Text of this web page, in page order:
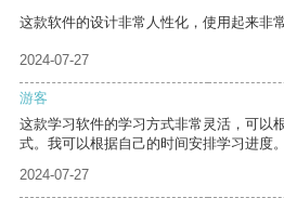
这款软件的设计非常人性化，使用起来非常
2024-07-27
游客
这款学习软件的学习方式非常灵活，可以
式。我可以根据自己的时间安排学习进度。
2024-07-27